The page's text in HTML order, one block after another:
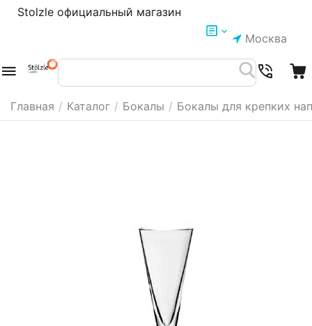
Stolzle официальный магазин
Москва
Главная / Каталог / Бокалы / Бокалы для крепких